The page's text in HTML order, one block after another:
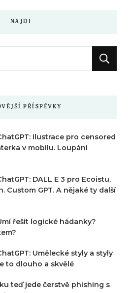
NAJDI
PŘÍSPĚVKY
Ilustrace pro censored
v mobilu. Loupání
DALL E 3 pro Ecoistu.
Custom GPT. A nějaké ty další
řešit logické hádanky?
Umělecké styly a styly
to dlouho a skvělé
teď jede čerstvě phishing s